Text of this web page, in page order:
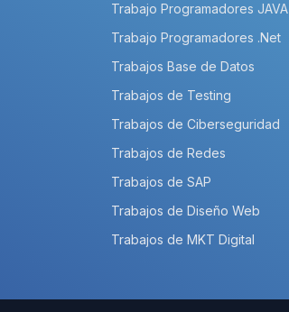
Trabajo Programadores JAVA
Trabajo Programadores .Net
Trabajos Base de Datos
Trabajos de Testing
Trabajos de Ciberseguridad
Trabajos de Redes
Trabajos de SAP
Trabajos de Diseño Web
Trabajos de MKT Digital